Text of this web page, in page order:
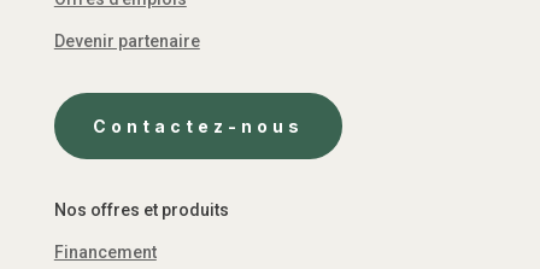
Devenir partenaire
Contactez-nous
Nos offres et produits
Financement